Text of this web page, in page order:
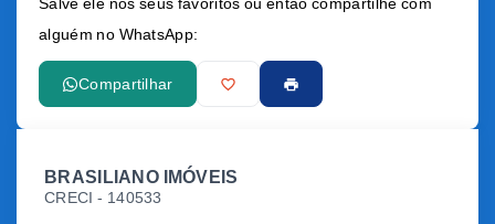
alguém no WhatsApp:
Compartilhar
BRASILIANO IMÓVEIS
CRECI - 140533